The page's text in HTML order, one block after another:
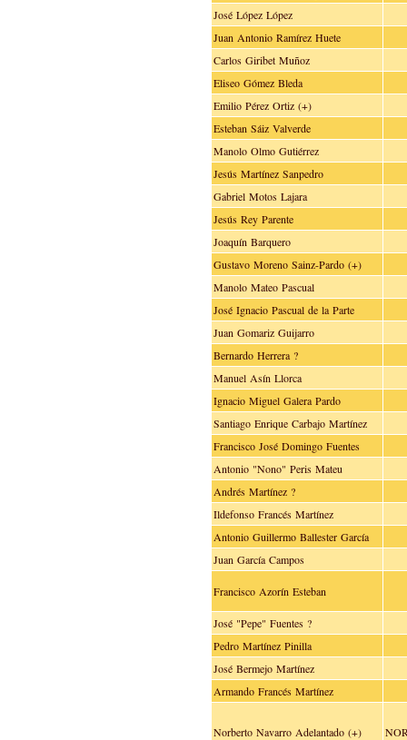
José López López
Juan Antonio Ramírez Huete
Carlos Giribet Muñoz
Eliseo Gómez Bleda
Emilio Pérez Ortiz (+)
Esteban Sáiz Valverde
Manolo Olmo Gutiérrez
Jesús Martínez Sanpedro
Gabriel Motos Lajara
Jesús Rey Parente
Joaquín Barquero
Gustavo Moreno Sainz-Pardo (+)
Manolo Mateo Pascual
José Ignacio Pascual de la Parte
Juan Gomariz Guijarro
Bernardo Herrera ?
Manuel Asín Llorca
Ignacio Miguel Galera Pardo
Santiago Enrique Carbajo Martínez
Francisco José Domingo Fuentes
Antonio "Nono" Peris Mateu
Andrés Martínez ?
Ildefonso Francés Martínez
Antonio Guillermo Ballester García
Juan García Campos
Francisco Azorín Esteban
José "Pepe" Fuentes ?
Pedro Martínez Pinilla
José Bermejo Martínez
Armando Francés Martínez
Norberto Navarro Adelantado (+)